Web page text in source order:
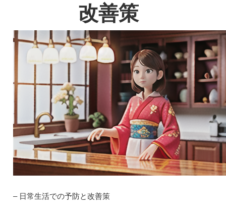
改善策
– 日常生活での予防と改善策